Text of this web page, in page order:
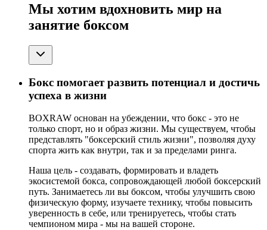
Мы хотим вдохновить мир на
занятие боксом
Бокс помогает развить потенциал и достичь
успеха в жизни
BOXRAW основан на убеждении, что бокс - это не
только спорт, но и образ жизни. Мы существуем, чтобы
представлять "боксерский стиль жизни", позволяя духу
спорта жить как внутри, так и за пределами ринга.
Наша цель - создавать, формировать и владеть
экосистемой бокса, сопровождающей любой боксерский
путь. Занимаетесь ли вы боксом, чтобы улучшить свою
физическую форму, изучаете технику, чтобы повысить
уверенность в себе, или тренируетесь, чтобы стать
чемпионом мира - мы на вашей стороне.